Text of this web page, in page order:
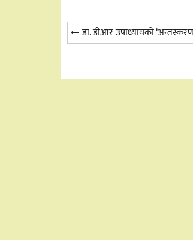
Post
डा. डीआर उपाध्यायको